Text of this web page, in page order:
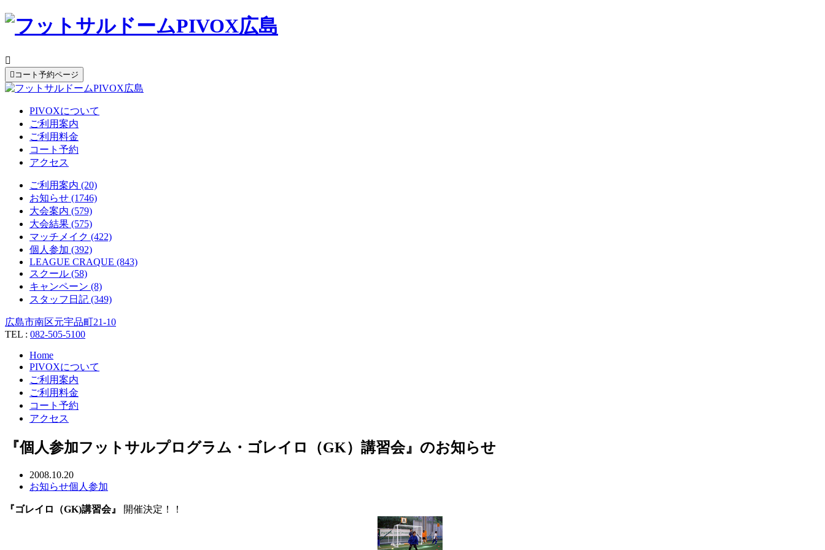

 コート予約ページ
PIVOXについて
ご利用案内
ご利用料金
コート予約
アクセス
ご利用案内 (20)
お知らせ (1746)
大会案内 (579)
大会結果 (575)
マッチメイク (422)
個人参加 (392)
LEAGUE CRAQUE (843)
スクール (58)
キャンペーン (8)
スタッフ日記 (349)
広島市南区元宇品町21-10
TEL : 082-505-5100
Home
PIVOXについて
ご利用案内
ご利用料金
コート予約
アクセス
『個人参加フットサルプログラム・ゴレイロ（GK）講習会』のお知らせ
2008.10.20
お知らせ個人参加
『ゴレイロ（GK)講習会』 開催決定！！